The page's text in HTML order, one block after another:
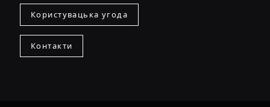
Користувацька угода
Контакти